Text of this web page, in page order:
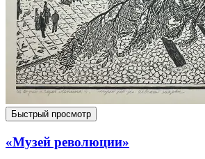
Быстрый просмотр
«Музей революции»